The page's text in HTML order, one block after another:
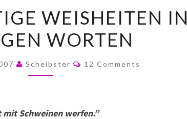
WEISHEITEN
IN
WENIGEN
WORTEN
WEISHEITEN IN
WORTEN
Scheibster Comments
12 Comments
Schweinen werfen.”